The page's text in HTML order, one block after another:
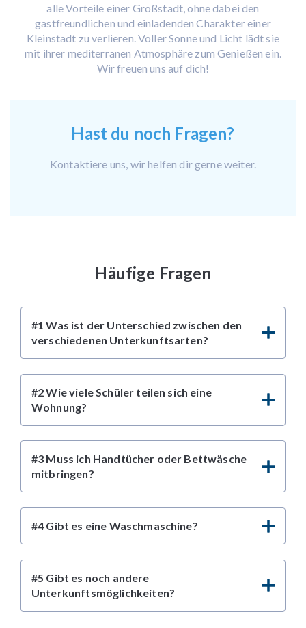
alle Vorteile einer Großstadt, ohne dabei den
gastfreundlichen und einladenden Charakter einer
Kleinstadt zu verlieren. Voller Sonne und Licht lädt sie
mit ihrer mediterranen Atmosphäre zum Genießen ein.
Wir freuen uns auf dich!
Hast du noch Fragen?
Kontaktiere uns, wir helfen dir gerne weiter.
Häufige Fragen
#1 Was ist der Unterschied zwischen den
verschiedenen Unterkunftsarten?
#2 Wie viele Schüler teilen sich eine
Wohnung?
#3 Muss ich Handtücher oder Bettwäsche
mitbringen?
#4 Gibt es eine Waschmaschine?
#5 Gibt es noch andere
Unterkunftsmöglichkeiten?